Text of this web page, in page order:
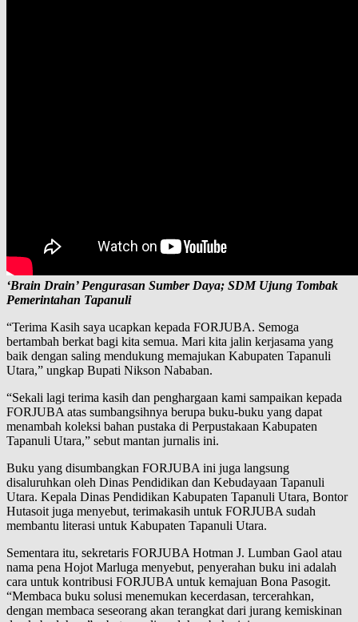
‘Brain Drain’ Pengurasan Sumber Daya; SDM Ujung Tombak
Pemerintahan Tapanuli
“Terima Kasih saya ucapkan kepada FORJUBA. Semoga
bertambah berkat bagi kita semua. Mari kita jalin kerjasama yang
baik dengan saling mendukung memajukan Kabupaten Tapanuli
Utara,” ungkap Bupati Nikson Nababan.
“Sekali lagi terima kasih dan penghargaan kami sampaikan kepada
FORJUBA atas sumbangsihnya berupa buku-buku yang dapat
menambah koleksi bahan pustaka di Perpustakaan Kabupaten
Tapanuli Utara,” sebut mantan jurnalis ini.
Buku yang disumbangkan FORJUBA ini juga langsung
disaluruhkan oleh Dinas Pendidikan dan Kebudayaan Tapanuli
Utara. Kepala Dinas Pendidikan Kabupaten Tapanuli Utara, Bontor
Hutasoit juga menyebut, terimakasih untuk FORJUBA sudah
membantu literasi untuk Kabupaten Tapanuli Utara.
Sementara itu, sekretaris FORJUBA Hotman J. Lumban Gaol atau
nama pena Hojot Marluga menyebut, penyerahan buku ini adalah
cara untuk kontribusi FORJUBA untuk kemajuan Bona Pasogit.
“Membaca buku solusi menemukan kecerdasan, tercerahkan,
dengan membaca seseorang akan terangkat dari jurang kemiskinan